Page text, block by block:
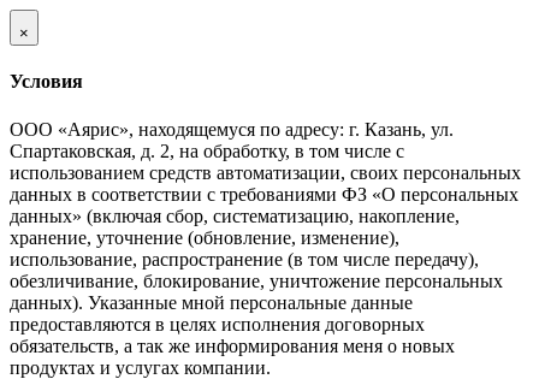
×
Условия
ООО «Аярис», находящемуся по адресу: г. Казань, ул.
Спартаковская, д. 2, на обработку, в том числе с
использованием средств автоматизации, своих персональных
данных в соответствии с требованиями ФЗ «О персональных
данных» (включая сбор, систематизацию, накопление,
хранение, уточнение (обновление, изменение),
использование, распространение (в том числе передачу),
обезличивание, блокирование, уничтожение персональных
данных). Указанные мной персональные данные
предоставляются в целях исполнения договорных
обязательств, а так же информирования меня о новых
продуктах и услугах компании.